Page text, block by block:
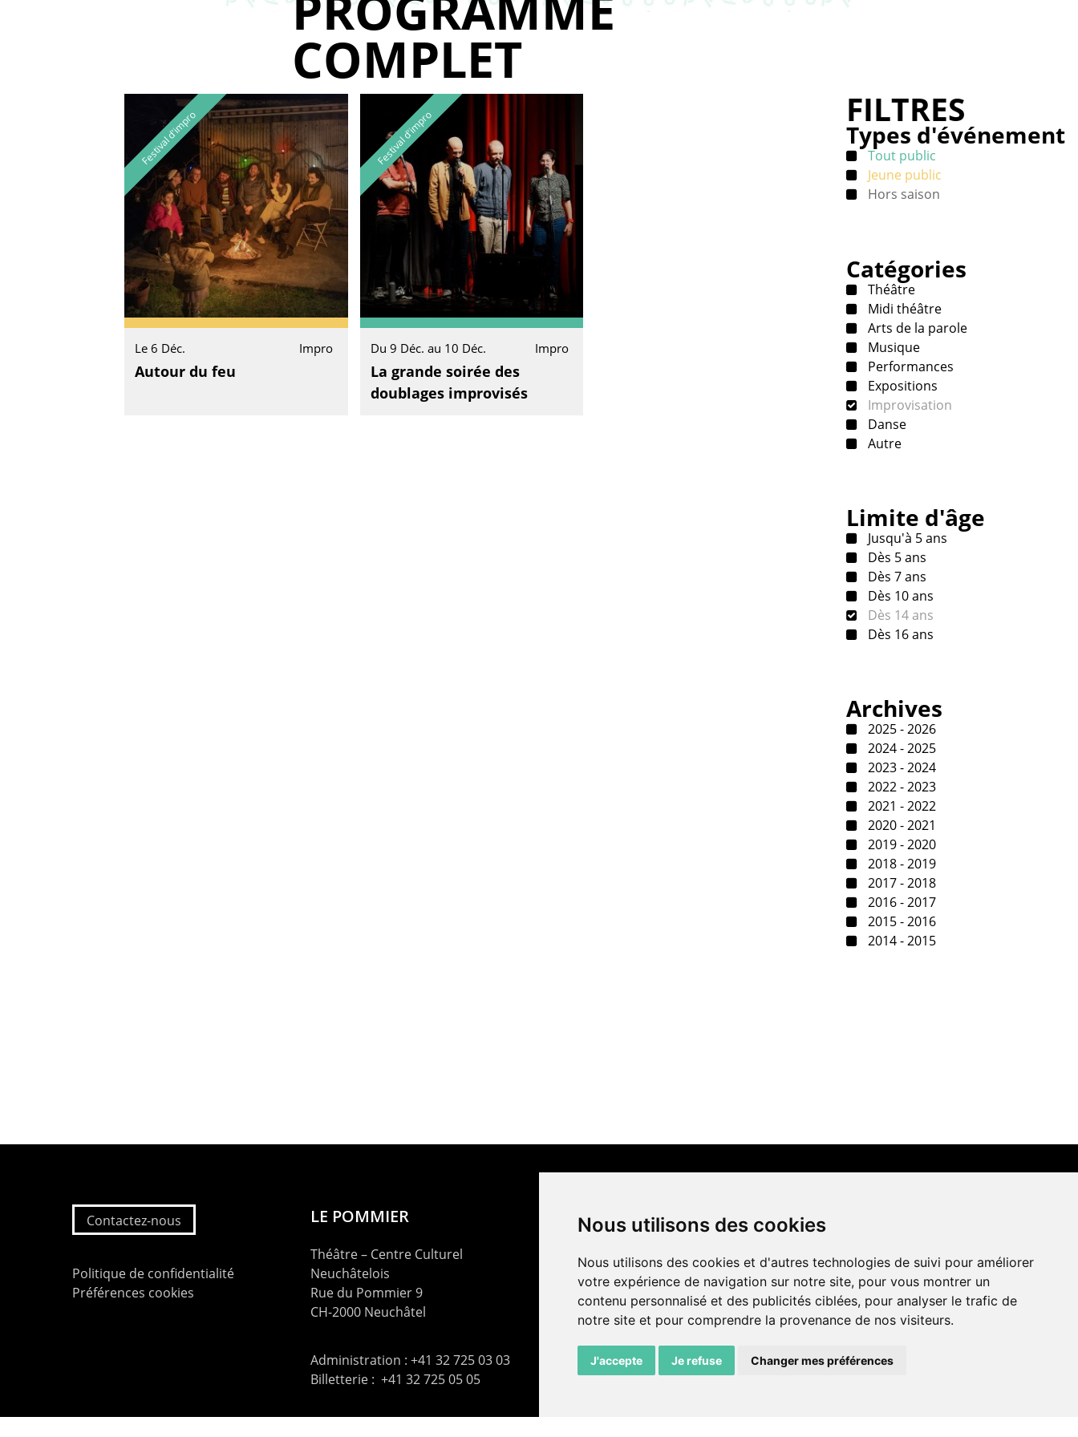
Nous utilisons des cookies
Nous utilisons des cookies et d'autres technologies de suivi pour améliorer
votre expérience de navigation sur notre site, pour vous montrer un
contenu personnalisé et des publicités ciblées, pour analyser le trafic de
notre site et pour comprendre la provenance de nos visiteurs.
J'accepte Je refuse Changer mes préférences
COMPLET
Festival d'impro
Le 6 Déc. Impro
Autour du feu
Festival d'impro
Du 9 Déc. au 10 Déc. Impro
La grande soirée des
doublages improvisés
FILTRES
Types d'événement
Tout public
Jeune public
Hors saison
Catégories
Théâtre
Midi théâtre
Arts de la parole
Musique
Performances
Expositions
Improvisation
Danse
Autre
Limite d'âge
Jusqu'à 5 ans
Dès 5 ans
Dès 7 ans
Dès 10 ans
Dès 14 ans
Dès 16 ans
Archives
2025 - 2026
2024 - 2025
2023 - 2024
2022 - 2023
2021 - 2022
2020 - 2021
2019 - 2020
2018 - 2019
2017 - 2018
2016 - 2017
2015 - 2016
2014 - 2015
Contactez-nous
Politique de confidentialité
Préférences cookies
LE POMMIER
Théâtre – Centre Culturel
Neuchâtelois
Rue du Pommier 9
CH-2000 Neuchâtel
Administration : +41 32 725 03 03
Billetterie : +41 32 725 05 05
LIENS AMIS
Centre de culture ABC
ADN – Association Danse Neuchâtel